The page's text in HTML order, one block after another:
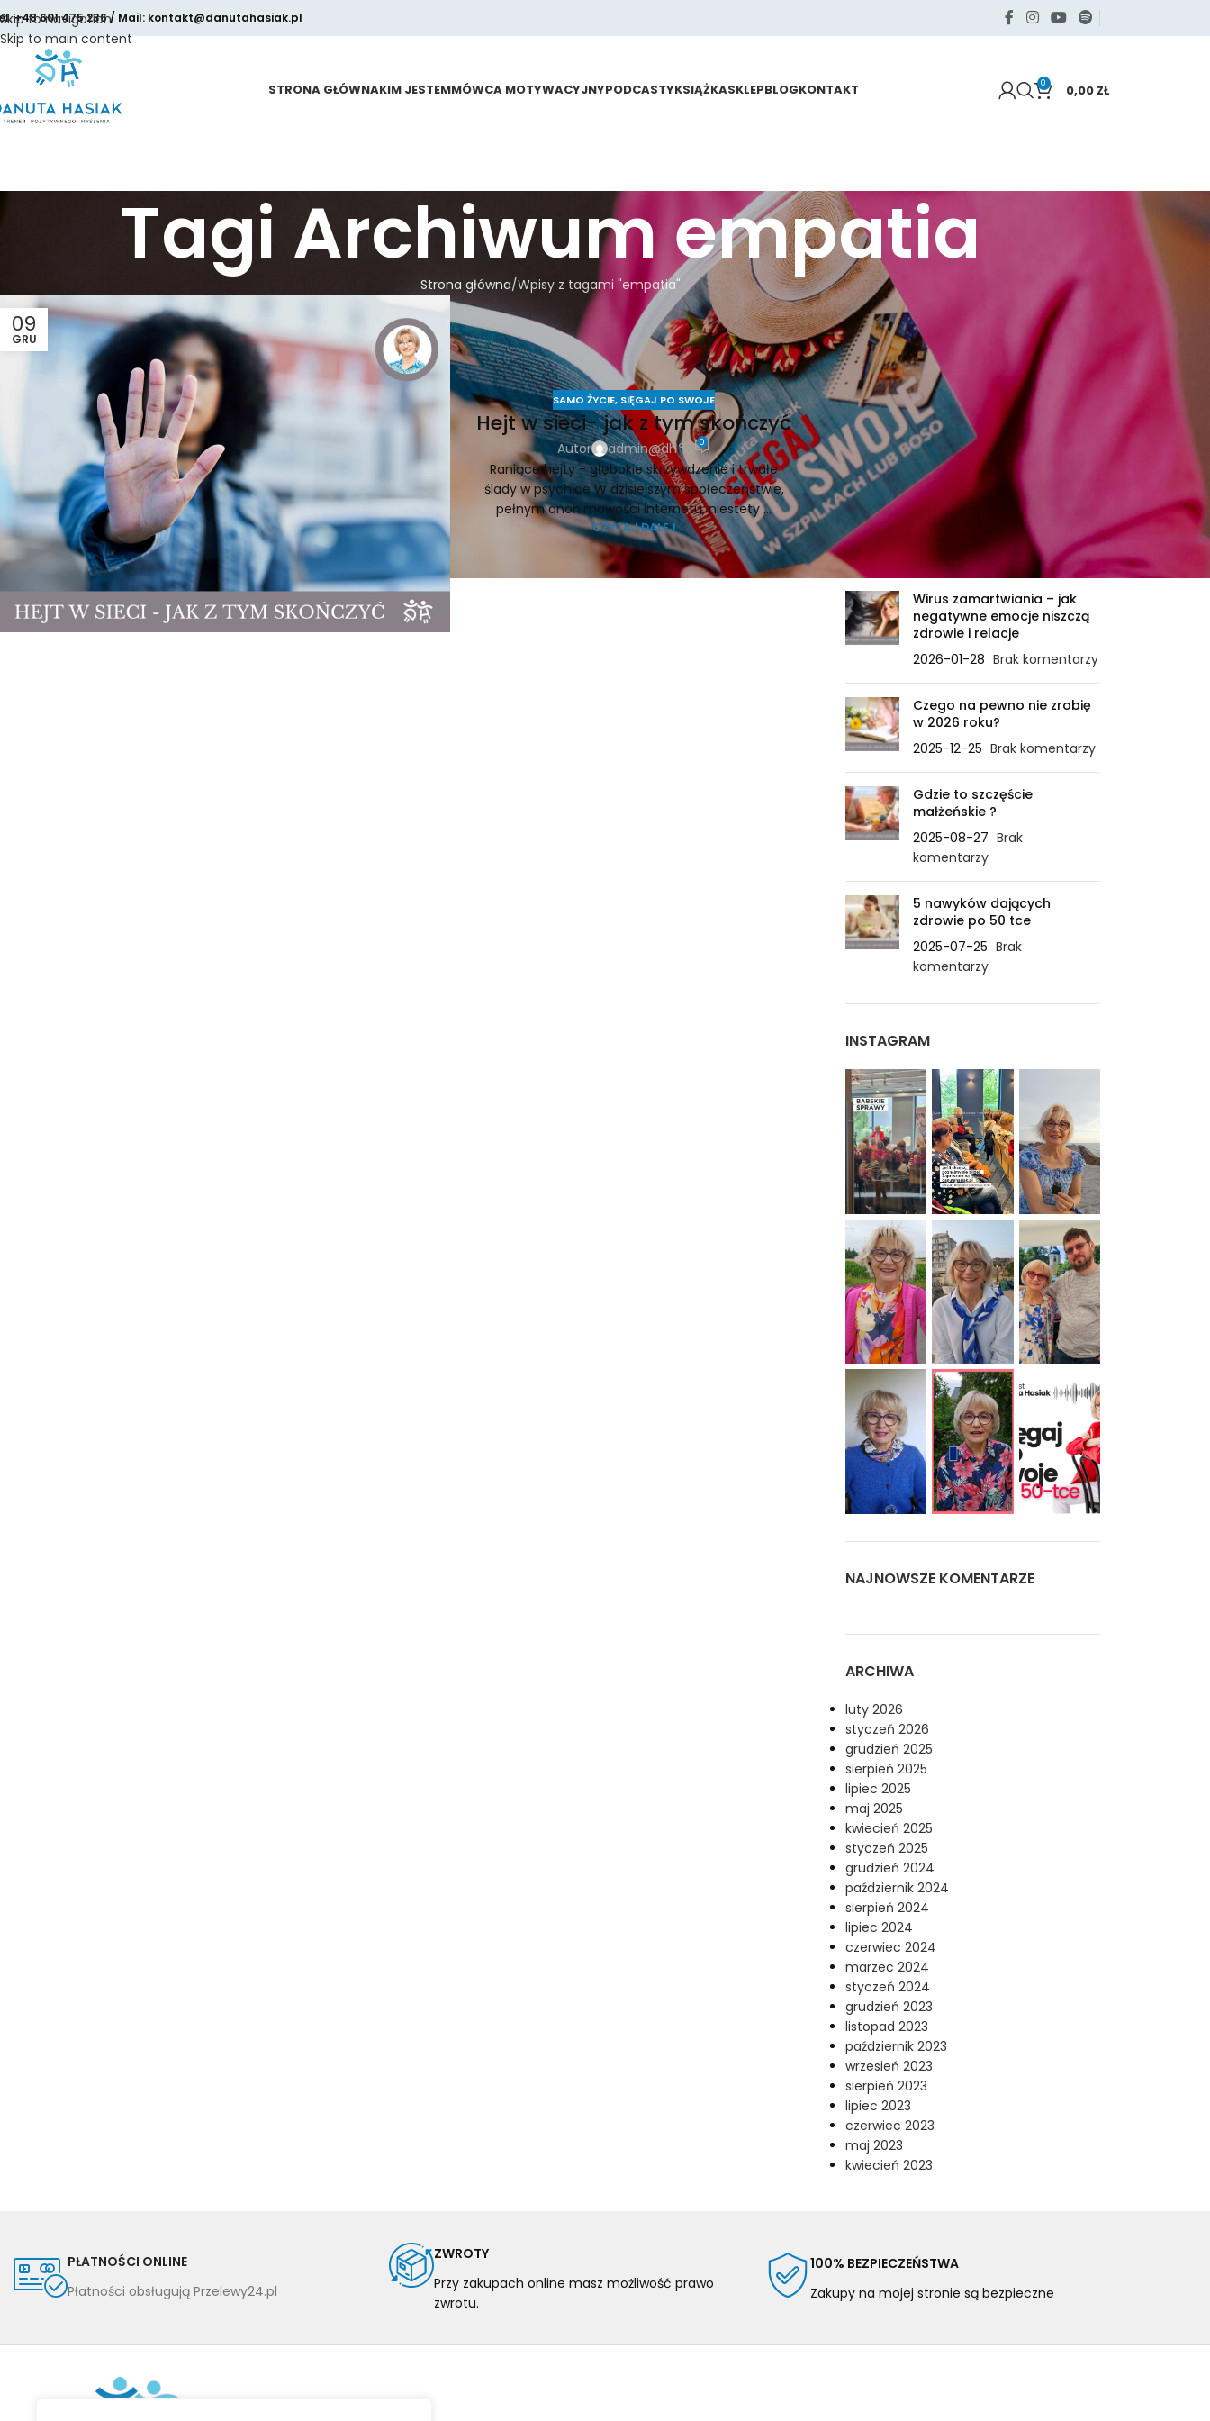
Skip to navigation
Skip to main content
+48 601 475 236 / Mail: kontakt@danutahasiak.pl
STRONA GŁÓWNAKIM JESTEMMÓWCA MOTYWACYJNYPODCASTYKSIĄŻKASKLEPBLOGKONTAKT 0 0,00 ZŁ
Tagi Archiwum empatia
Strona główna Wpisy z tagami "empatia"
09
GRU
SAMO ŻYCIE, SIĘGAJ PO SWOJE
Hejt w sieci- jak z tym skończyć
Autor admin@dh 0
Raniące hejty - głębokie skrzywdzenie i trwałe
ślady w psychice W dzisiejszym społeczeństwie,
pełnym anonimowości internetu, niestety ...
CZYTAJ DALEJ
KATEGORIE
Samo życie
Sięgaj po swoje
Zdrowie
OSTATNIE WPISY
Zanim ciało powie STOP – ile
sygnałów jeszcze
2026-02-21 Brak komentarzy
Wirus zamartwiania – jak
negatywne emocje niszczą
zdrowie i relacje
2026-01-28 Brak komentarzy
Czego na pewno nie zrobię
w 2026 roku?
2025-12-25 Brak komentarzy
Gdzie to szczęście
małżeńskie ?
2025-08-27 Brak
komentarzy
5 nawyków dających
zdrowie po 50 tce
2025-07-25 Brak
komentarzy
INSTAGRAM
NAJNOWSZE KOMENTARZE
ARCHIWA
luty 2026
styczeń 2026
grudzień 2025
sierpień 2025
lipiec 2025
maj 2025
kwiecień 2025
styczeń 2025
grudzień 2024
październik 2024
sierpień 2024
lipiec 2024
czerwiec 2024
marzec 2024
styczeń 2024
grudzień 2023
listopad 2023
październik 2023
wrzesień 2023
sierpień 2023
lipiec 2023
czerwiec 2023
maj 2023
kwiecień 2023
PŁATNOŚCI ONLINE
Płatności obsługują Przelewy24.pl
ZWROTY
Przy zakupach online masz możliwość prawo
zwrotu.
100% BEZPIECZEŃSTWA
Zakupy na mojej stronie są bezpieczne